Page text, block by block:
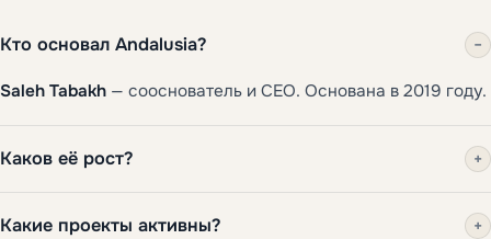
Кто основал Andalusia? −
Saleh Tabakh — сооснователь и CEO. Основана в 2019 году.
Каков её рост? +
Какие проекты активны? +